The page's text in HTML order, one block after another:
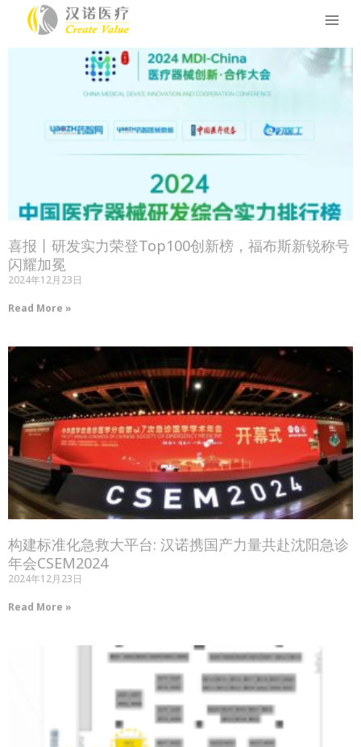
喜报丨研发实力荣登Top100创新榜，福布斯新锐称号
闪耀加冕
2024年12月23日
Read More »
构建标准化急救大平台: 汉诺携国产力量共赴沈阳急诊
年会CSEM2024
2024年12月23日
Read More »